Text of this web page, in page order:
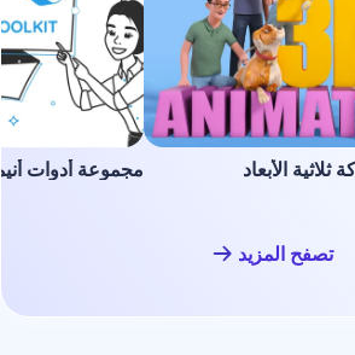
مجموعة أدوات أنيميشن السبورة